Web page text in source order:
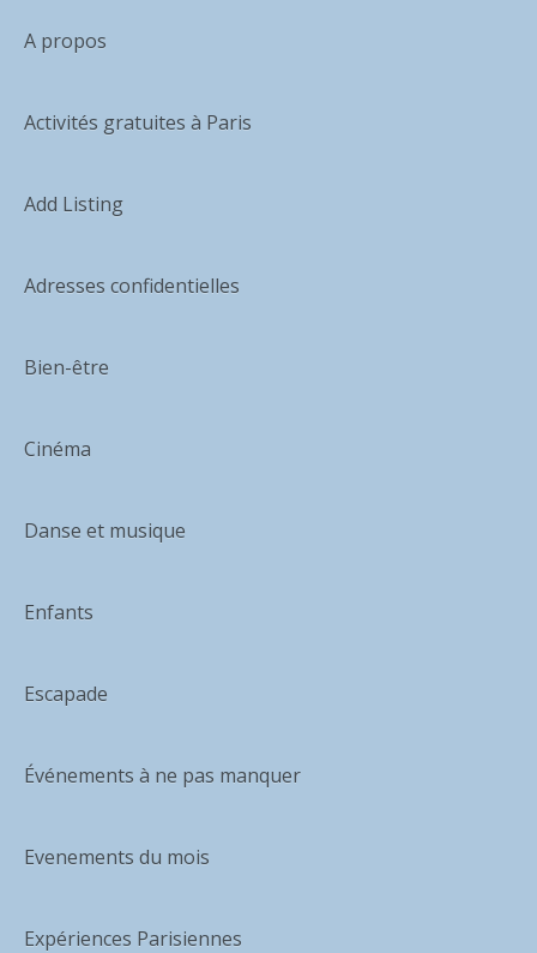
A propos
Activités gratuites à Paris
Add Listing
Adresses confidentielles
Bien-être
Cinéma
Danse et musique
Enfants
Escapade
Événements à ne pas manquer
Evenements du mois
Expériences Parisiennes